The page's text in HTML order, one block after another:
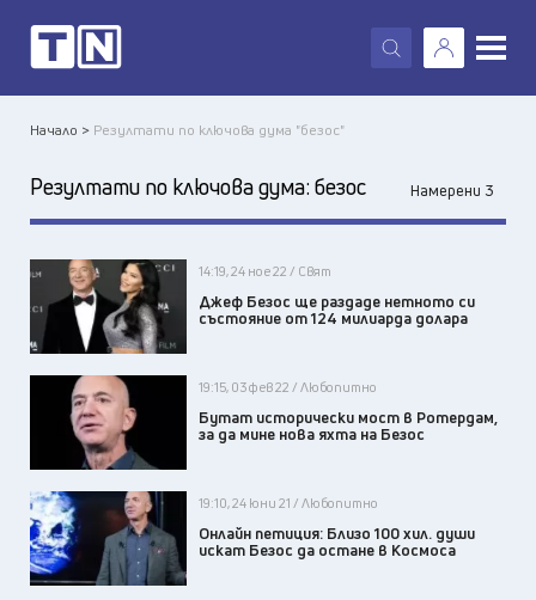
X
Начало > Резултати по ключова дума "безос"
Резултати по ключова дума: безос Намерени 3
14:19, 24 ное 22 / Свят
Джеф Безос ще раздаде нетното си
състояние от 124 милиарда долара
19:15, 03 фев 22 / Любопитно
Бутат исторически мост в Ротердам,
за да мине нова яхта на Безос
19:10, 24 юни 21 / Любопитно
Онлайн петиция: Близо 100 хил. души
искат Безос да остане в Космоса